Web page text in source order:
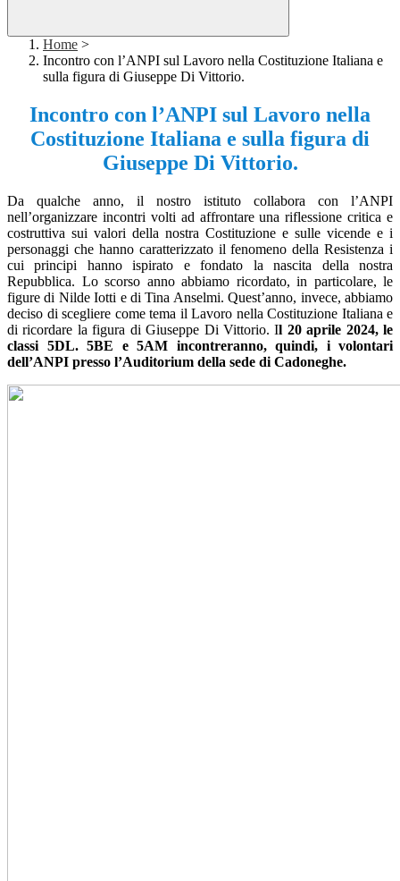
Home >
Incontro con l’ANPI sul Lavoro nella Costituzione Italiana e
sulla figura di Giuseppe Di Vittorio.
Incontro con l’ANPI sul Lavoro nella
Costituzione Italiana e sulla figura di
Giuseppe Di Vittorio.
Da qualche anno, il nostro istituto collabora con l’ANPI
nell’organizzare incontri volti ad affrontare una riflessione critica e
costruttiva sui valori della nostra Costituzione e sulle vicende e i
personaggi che hanno caratterizzato il fenomeno della Resistenza i
cui principi hanno ispirato e fondato la nascita della nostra
Repubblica. Lo scorso anno abbiamo ricordato, in particolare, le
figure di Nilde Iotti e di Tina Anselmi. Quest’anno, invece, abbiamo
deciso di scegliere come tema il Lavoro nella Costituzione Italiana e
di ricordare la figura di Giuseppe Di Vittorio. Il 20 aprile 2024, le
classi 5DL. 5BE e 5AM incontreranno, quindi, i volontari
dell’ANPI presso l’Auditorium della sede di Cadoneghe.